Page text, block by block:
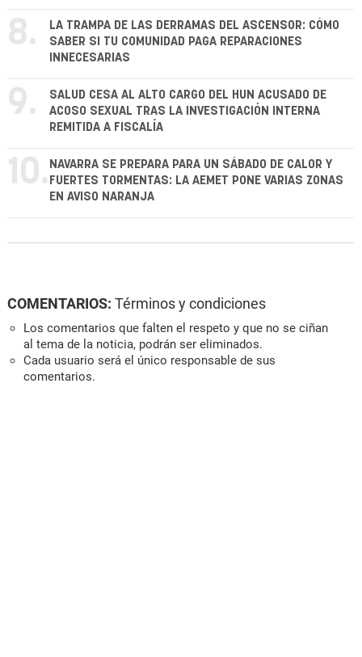
8.
LA TRAMPA DE LAS DERRAMAS DEL ASCENSOR: CÓMO
SABER SI TU COMUNIDAD PAGA REPARACIONES
INNECESARIAS
9.
SALUD CESA AL ALTO CARGO DEL HUN ACUSADO DE
ACOSO SEXUAL TRAS LA INVESTIGACIÓN INTERNA
REMITIDA A FISCALÍA
10. NAVARRA SE PREPARA PARA UN SÁBADO DE CALOR Y
FUERTES TORMENTAS: LA AEMET PONE VARIAS ZONAS
EN AVISO NARANJA
COMENTARIOS: Términos y condiciones
Los comentarios que falten el respeto y que no se ciñan
al tema de la noticia, podrán ser eliminados.
Cada usuario será el único responsable de sus
comentarios.